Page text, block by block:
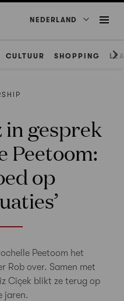
NEDERLAND
CULTUUR SHOPPING
in gesprek
Peetoom:
op
Peetoom het
Rob over. Samen met
Ciçek blikt ze terug op
jaren.